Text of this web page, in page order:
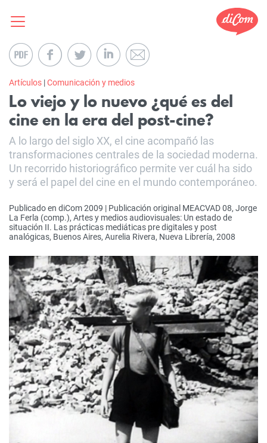
Artículos |Comunicación y medios
Lo viejo y lo nuevo ¿qué es del
cine en la era del post-cine?
A lo largo del siglo XX, el cine acompañó las
transformaciones centrales de la sociedad moderna.
Un recorrido historiográfico permite ver cuál ha sido
y será el papel del cine en el mundo contemporáneo.
Publicado en diCom 2009 | Publicación original MEACVAD 08, Jorge
La Ferla (comp.), Artes y medios audiovisuales: Un estado de
situación II. Las prácticas mediáticas pre digitales y post
analógicas, Buenos Aires, Aurelia Rivera, Nueva Librería, 2008